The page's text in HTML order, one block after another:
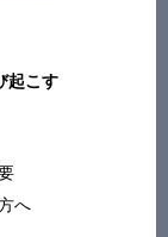
起こす
へ